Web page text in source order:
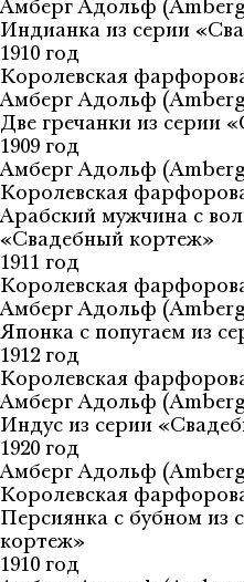
Амберг Адольф
Индианка из серии
1910 год
Королевская
Амберг Адольф
Две гречанки из серии
1909 год
Амберг Адольф
Королевская
Арабский мужчина с
«Свадебный кортеж»
1911 год
Королевская
Амберг Адольф
Японка с попугаем из
1912 год
Королевская
Амберг Адольф
Индус из серии
1920 год
Амберг Адольф
Королевская
Персиянка с бубном из
кортеж»
1910 год